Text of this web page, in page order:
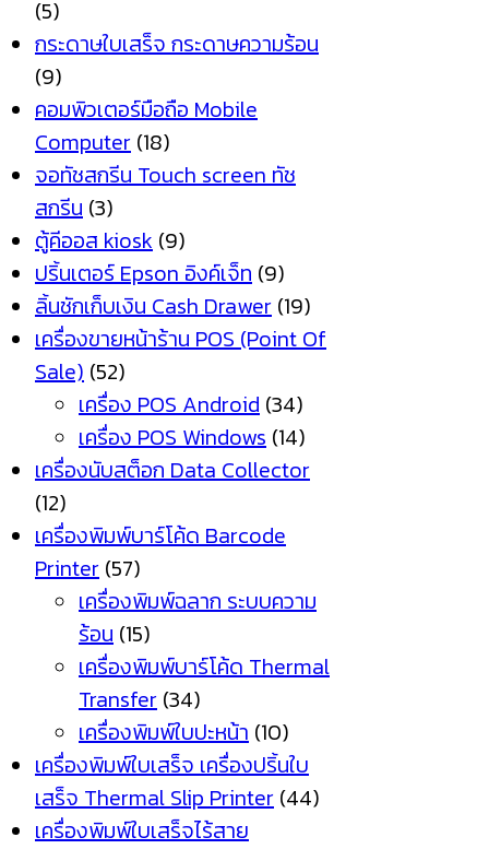
(5)
กระดาษใบเสร็จ กระดาษความร้อน
(9)
คอมพิวเตอร์มือถือ Mobile
Computer (18)
จอทัชสกรีน Touch screen ทัช
สกรีน (3)
ตู้คีออส kiosk (9)
ปริ้นเตอร์ Epson อิงค์เจ็ท (9)
ลิ้นชักเก็บเงิน Cash Drawer (19)
เครื่องขายหน้าร้าน POS (Point Of
Sale) (52)
เครื่อง POS Android (34)
เครื่อง POS Windows (14)
เครื่องนับสต็อก Data Collector
(12)
เครื่องพิมพ์บาร์โค้ด Barcode
Printer (57)
เครื่องพิมพ์ฉลาก ระบบความ
ร้อน (15)
เครื่องพิมพ์บาร์โค้ด Thermal
Transfer (34)
เครื่องพิมพ์ใบปะหน้า (10)
เครื่องพิมพ์ใบเสร็จ เครื่องปริ้นใบ
เสร็จ Thermal Slip Printer (44)
เครื่องพิมพ์ใบเสร็จไร้สาย